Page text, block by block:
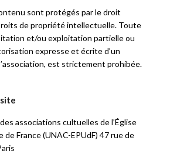
sont protégés par le droit
de propriété intellectuelle. Toute
et/ou exploitation partielle ou
expresse et écrite d’un
est strictement prohibée.
associations cultuelles de l’Église
France (UNAC-EPUdF) 47 rue de